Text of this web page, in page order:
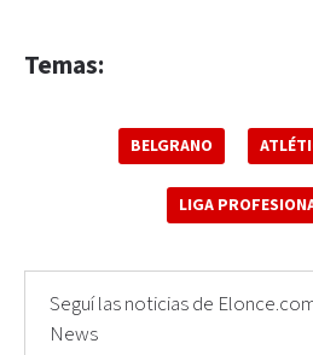
Temas:
BELGRANO
LIGA
Seguí las noticias de
News